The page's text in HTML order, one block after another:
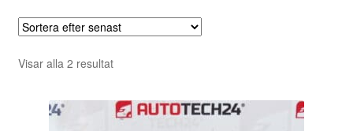
Visar alla 2 resultatSortera
senaste